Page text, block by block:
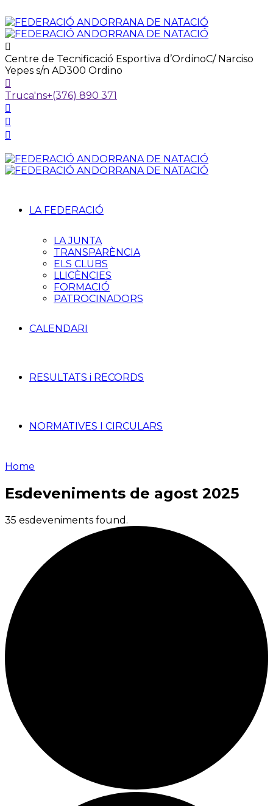
Centre de Tecnificació Esportiva d’OrdinoC/ Narciso
Yepes s/n AD300 Ordino
Truca'ns+(376) 890 371
LA FEDERACIÓ
LA JUNTA
TRANSPARÈNCIA
ELS CLUBS
LLICÈNCIES
FORMACIÓ
PATROCINADORS
CALENDARI
RESULTATS i RECORDS
NORMATIVES I CIRCULARS
Home
Esdeveniments de agost 2025
35 esdeveniments found.